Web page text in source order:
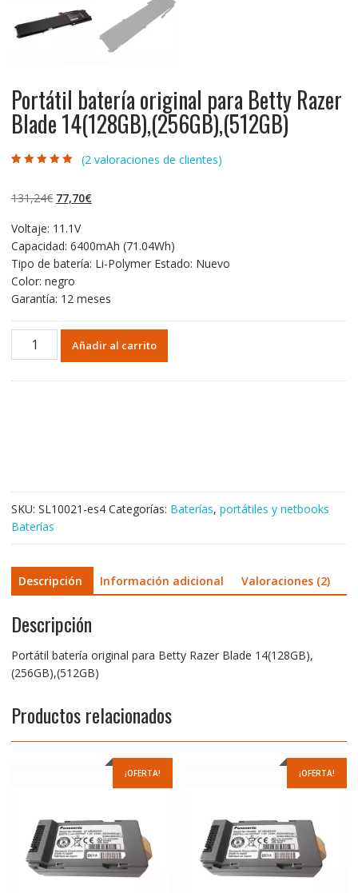
Portátil batería original para Betty Razer
Blade 14(128GB),(256GB),(512GB)
valoraciones de
(2valoraciones de clientes)
131,24€ El
original
era:
131,24€.
77,70€El
es:
77,70€.
Voltaje: 11.1V
Capacidad: 6400mAh (71.04Wh)
Tipo de batería: Li-Polymer Estado: Nuevo
Color: negro
Garantía: 12 meses
Portátil
batería
(512GB)
cantidad
Añadir al carrito
SKU: SL10021-es4 Categorías: Baterías, portátiles y netbooks
Baterías
Descripción Información adicional Valoraciones (2)
Descripción
Portátil batería original para Betty Razer Blade 14(128GB),
(256GB),(512GB)
Productos relacionados
¡OFERTA! ¡OFERTA!